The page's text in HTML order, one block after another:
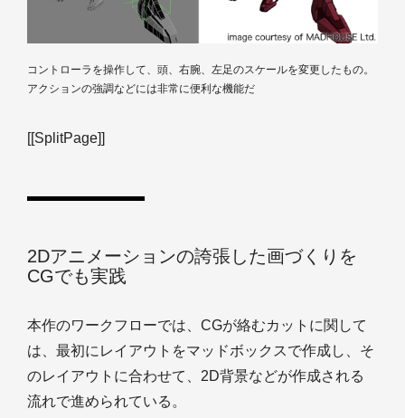
コントローラを操作して、頭、右腕、左足のスケールを変更したもの。
アクションの強調などには非常に便利な機能だ
[[SplitPage]]
2Dアニメーションの誇張した画づくりを
CGでも実践
本作のワークフローでは、CGが絡むカットに関して
は、最初にレイアウトをマッドボックスで作成し、そ
のレイアウトに合わせて、2D背景などが作成される
流れで進められている。